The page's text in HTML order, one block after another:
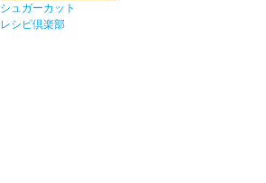
シュガーカット
レシピ倶楽部